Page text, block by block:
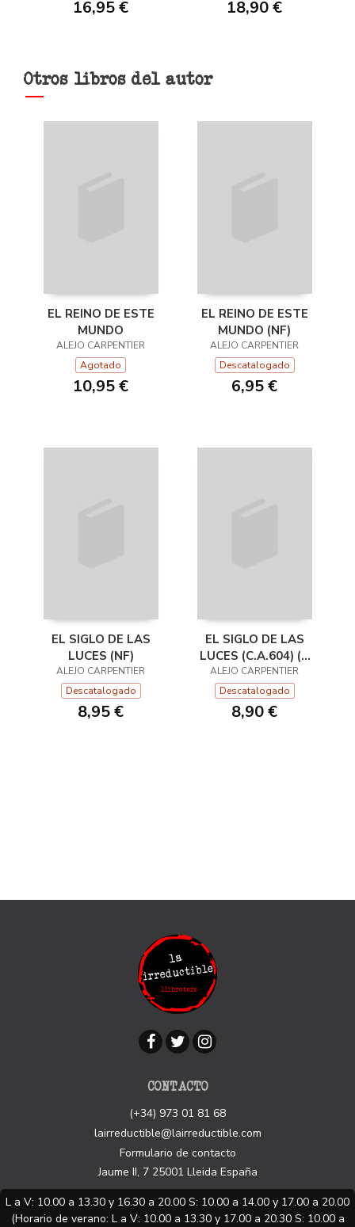
16,95 € 18,90 €
Otros libros del autor
EL REINO DE ESTE
MUNDO
ALEJO CARPENTIER
Agotado
10,95 €
EL REINO DE ESTE
MUNDO (NF)
ALEJO CARPENTIER
Descatalogado
6,95 €
EL SIGLO DE LAS
LUCES (NF)
ALEJO CARPENTIER
Descatalogado
8,95 €
EL SIGLO DE LAS
LUCES (C.A.604) (A
70 AÑOS)
ALEJO CARPENTIER
Descatalogado
8,90 €
CONTACTO
(+34) 973 01 81 68
lairreductible@lairreductible.com
Formulario de contacto
Jaume II, 7 25001 Lleida España
L a V: 10.00 a 13.30 y 16.30 a 20.00 S: 10.00 a 14.00 y 17.00 a 20.00
(Horario de verano: L a V: 10.00 a 13.30 y 17.00 a 20.30 S: 10.00 a